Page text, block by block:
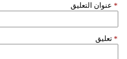
عنوان التعليق *
تعليق *